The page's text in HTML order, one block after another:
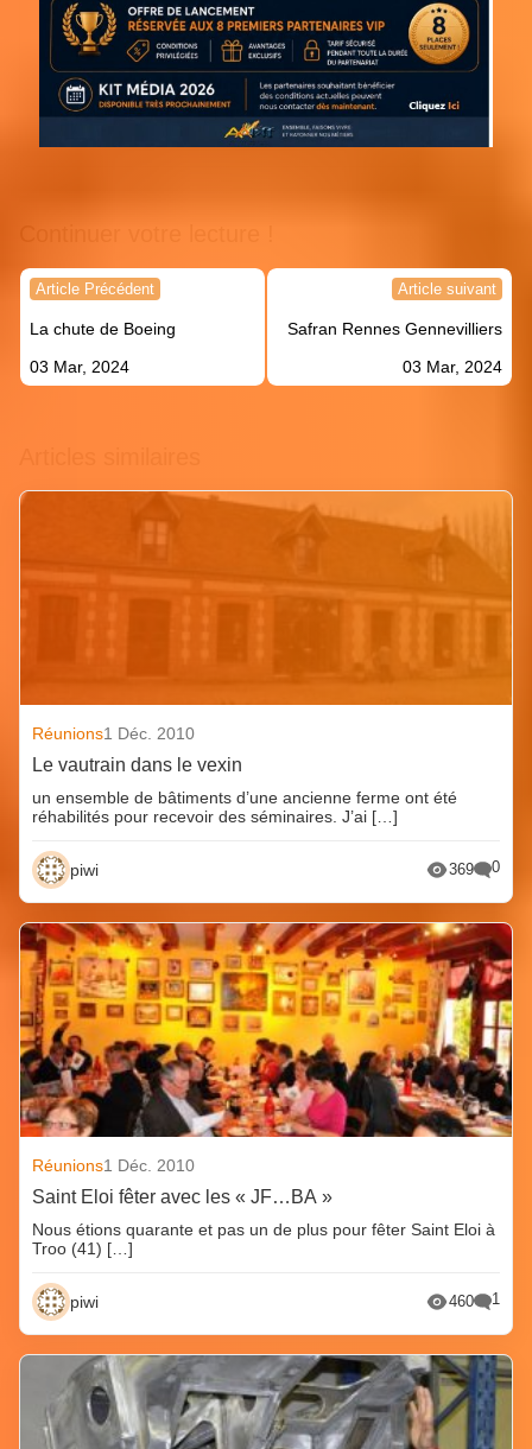
Navigation
l’article
Article Précédent
La chute de Boeing
03 Mar, 2024
Article suivant
Safran Rennes Gennevilliers
03 Mar, 2024
Réunions1 Déc. 2010
Le vautrain dans le vexin
un ensemble de bâtiments d’une ancienne ferme ont été
réhabilités pour recevoir des séminaires. J’ai […]
piwi 369 0
Réunions1 Déc. 2010
Saint Eloi fêter avec les « JF…BA »
Nous étions quarante et pas un de plus pour fêter Saint Eloi à
Troo (41) […]
piwi 460 1